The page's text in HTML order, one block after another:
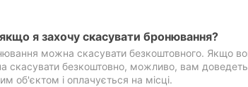
я захочу скасувати бронювання?
можна скасувати безкоштовного. Якщо
скасувати безкоштовно, можливо, вам
об'єктом і оплачується на місці.